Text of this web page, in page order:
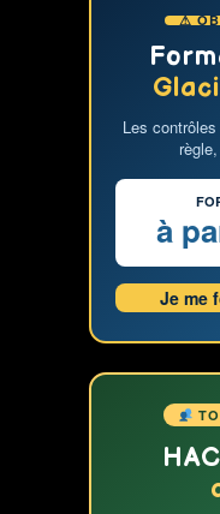
par
Gris
Votre
Bible
pour
dans
le
de
la
⚠
Les
à
Je me